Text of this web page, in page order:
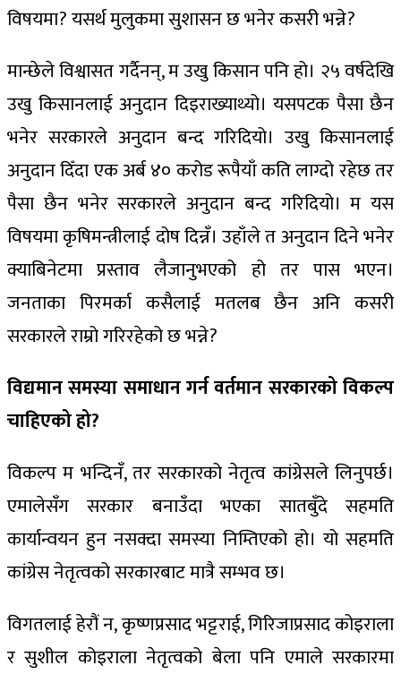
विषयमा? यसर्थ मुलुकमा सुशासन छ भनेर कसरी भन्ने?
मान्छेले विश्वासत गर्दैनन्, म उखु किसान पनि हो। २५ वर्षदेखि
उखु किसानलाई अनुदान दिइराख्याथ्यो। यसपटक पैसा छैन
भनेर सरकारले अनुदान बन्द गरिदियो। उखु किसानलाई
अनुदान दिँदा एक अर्ब ४० करोड रूपैयाँ कति लाग्दो रहेछ तर
पैसा छैन भनेर सरकारले अनुदान बन्द गरिदियो। म यस
विषयमा कृषिमन्त्रीलाई दोष दिन्नँ। उहाँले त अनुदान दिने भनेर
क्याबिनेटमा प्रस्ताव लैजानुभएको हो तर पास भएन।
जनताका पिरमर्का कसैलाई मतलब छैन अनि कसरी
सरकारले राम्रो गरिरहेको छ भन्ने?
विद्यमान समस्या समाधान गर्न वर्तमान सरकारको विकल्प
चाहिएको हो?
विकल्प म भन्दिनँ, तर सरकारको नेतृत्व कांग्रेसले लिनुपर्छ।
एमालेसँग सरकार बनाउँदा भएका सातबुँदे सहमति
कार्यान्वयन हुन नसक्दा समस्या निम्तिएको हो। यो सहमति
कांग्रेस नेतृत्वको सरकारबाट मात्रै सम्भव छ।
विगतलाई हेरौं न, कृष्णप्रसाद भट्टराई, गिरिजाप्रसाद कोइराला
र सुशील कोइराला नेतृत्वको बेला पनि एमाले सरकारमा